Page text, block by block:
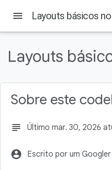
1. Introdução
O que você vai aprender
O que você vai criar
2. Etapas da configuração
menu Layouts básicos
Layouts
Sobre este
subject Último mar. 30, 2026
account_circle Escrito por um Googler